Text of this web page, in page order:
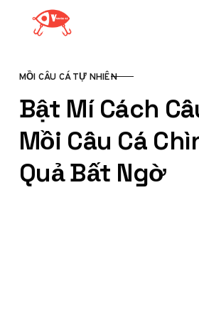
Skip to content
CATEGORY
MỒI CÂU CÁ TỰ NHIÊN
Bật Mí Cách
Mồi Câu Cá
Quả Bất Ngờ